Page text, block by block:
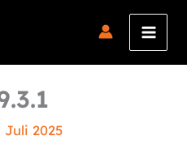
Juli 2025